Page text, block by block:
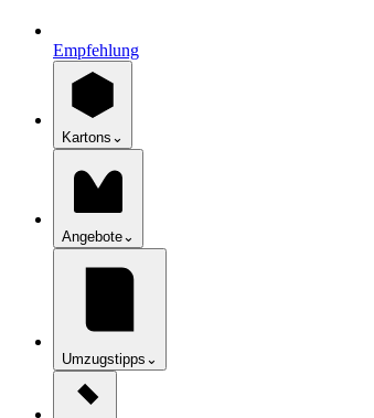
Empfehlung
Kartons ⌄
Angebote⌄
Umzugstipps ⌄